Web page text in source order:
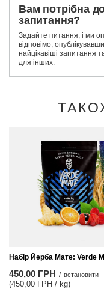
Вам потрібна
запитання?
Задайте питання, і ми
відповімо, опублікувавши
найцікавіші запитання та
для інших.
Набір Йерба Мате: Verde
450,00 ГРН / встановити
(450,00 ГРН / kg)